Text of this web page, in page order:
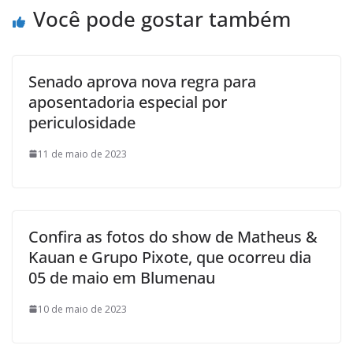
Você pode gostar também
Senado aprova nova regra para
aposentadoria especial por
periculosidade
11 de maio de 2023
Confira as fotos do show de Matheus &
Kauan e Grupo Pixote, que ocorreu dia
05 de maio em Blumenau
10 de maio de 2023